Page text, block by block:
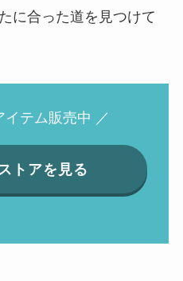
に合った道を見つけて
イテム販売中 ／
トアを見る